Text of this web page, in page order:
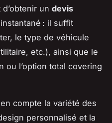
un devis
instantané : il suffit
le type de véhicule
etc.), ainsi que le
ou l’option total covering
compte la variété des
personnalisé et la